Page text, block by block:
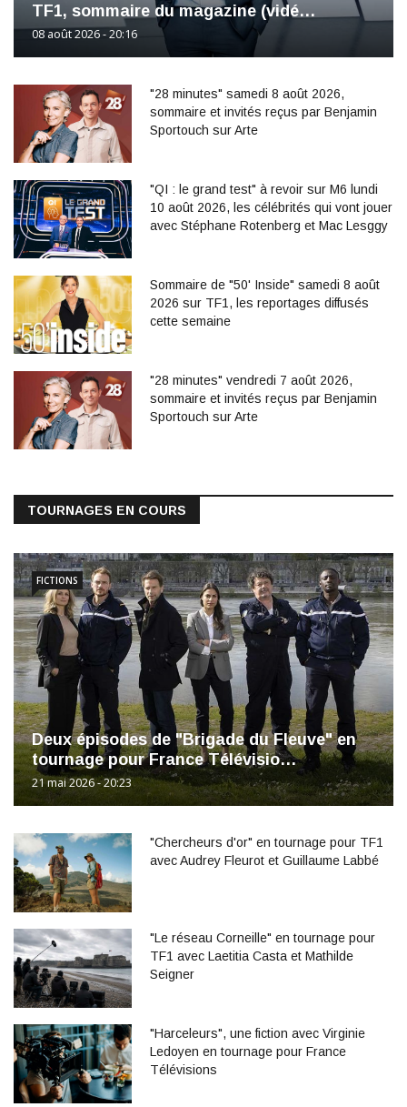
TF1, sommaire du magazine (vidé…
08 août 2026 - 20:16
"28 minutes" samedi 8 août 2026,
sommaire et invités reçus par Benjamin
Sportouch sur Arte
"QI : le grand test" à revoir sur M6 lundi
10 août 2026, les célébrités qui vont jouer
avec Stéphane Rotenberg et Mac Lesggy
Sommaire de "50' Inside" samedi 8 août
2026 sur TF1, les reportages diffusés
cette semaine
"28 minutes" vendredi 7 août 2026,
sommaire et invités reçus par Benjamin
Sportouch sur Arte
TOURNAGES EN COURS
Deux épisodes de "Brigade du Fleuve" en
tournage pour France Télévisio…
21 mai 2026 - 20:23
FICTIONS
"Chercheurs d'or" en tournage pour TF1
avec Audrey Fleurot et Guillaume Labbé
"Le réseau Corneille" en tournage pour
TF1 avec Laetitia Casta et Mathilde
Seigner
"Harceleurs", une fiction avec Virginie
Ledoyen en tournage pour France
Télévisions